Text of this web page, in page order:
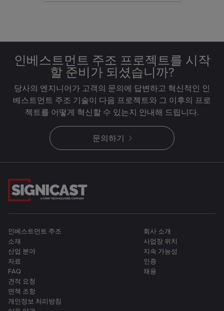
인베스트먼트 주조 프로젝트를 시작
할 준비가 되셨습니까?
당사의 엔지니어가 고객의 문의에 답변하고 혁신적인 인
베스트먼트 주조 기술이 다음 프로젝트와 그 이후의 프로
젝트를 어떻게 혁신할 수 있는지 안내해 드립니다.
문의하기
인베스트먼트 주조
소재
산업 분야
자료
FAQ
회사 소개
사업장 위치
지속 가능성
인증
채용
견적 요청
면책 조항
개인정보 처리방침